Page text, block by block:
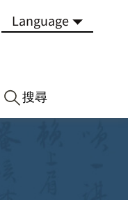
Language
搜尋